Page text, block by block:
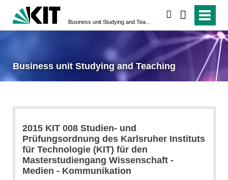
Business unit Studying and Teaching
2015 KIT 008 Studien- und
Prüfungsordnung des Karlsruher Instituts
für Technologie (KIT) für den
Masterstudiengang Wissenschaft -
Medien - Kommunikation